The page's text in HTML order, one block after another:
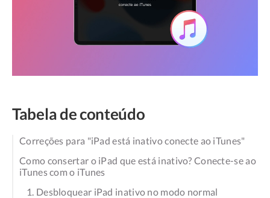
Tabela de conteúdo
Correções para "iPad está inativo conecte ao iTunes"
Como consertar o iPad que está inativo? Conecte-se ao
iTunes com o iTunes
1. Desbloquear iPad inativo no modo normal